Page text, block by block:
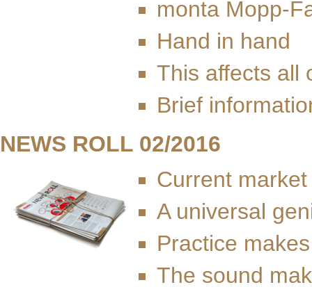
monta Mopp-
Hand in hand
This affects all
Brief
NEWS ROLL 02/2016
Current
A universal
Practice
The sound